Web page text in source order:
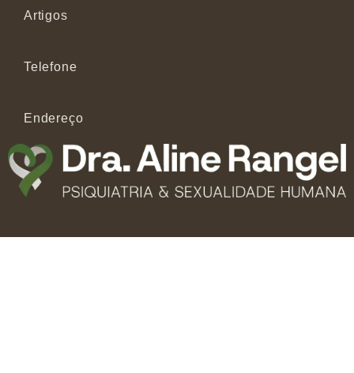
Artigos
Telefone
Endereço